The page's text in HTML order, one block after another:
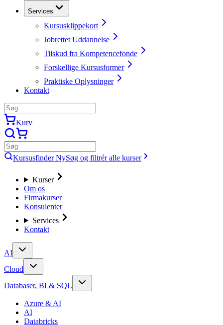
Services
Kursusklippekort
Jobrettet Uddannelse
Tilskud fra Kompetencefonde
Forskellige Kursusformer
Praktiske Oplysninger
Kontakt
Kurv
Kursusfinder NySøg og filtrér alle kurser
Kurser
Om os
Firmakurser
Konsulenter
Services
Kontakt
AI
Cloud
Databaser, BI & SQL
Azure & AI
AI
Databricks